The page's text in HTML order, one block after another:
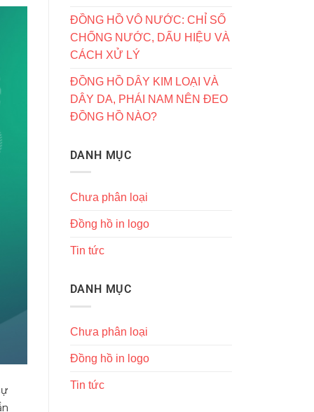
ĐỒNG HỒ VÔ NƯỚC: CHỈ SỐ
CHỐNG NƯỚC, DẤU HIỆU VÀ
CÁCH XỬ LÝ
ĐỒNG HỒ DÂY KIM LOẠI VÀ
DÂY DA, PHÁI NAM NÊN ĐEO
ĐỒNG HỒ NÀO?
DANH MỤC
Chưa phân loại
Đồng hồ in logo
Tin tức
DANH MỤC
Chưa phân loại
Đồng hồ in logo
Tin tức